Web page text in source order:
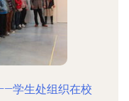
学生处组织在校